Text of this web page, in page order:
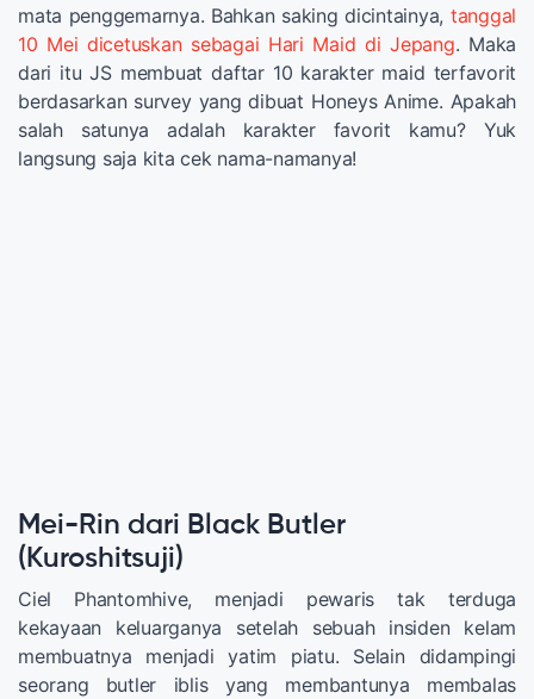
mata penggemarnya. Bahkan saking dicintainya, tanggal
10 Mei dicetuskan sebagai Hari Maid di Jepang. Maka
dari itu JS membuat daftar 10 karakter maid terfavorit
berdasarkan survey yang dibuat Honeys Anime. Apakah
salah satunya adalah karakter favorit kamu? Yuk
langsung saja kita cek nama-namanya!
Mei-Rin dari Black Butler
(Kuroshitsuji)
Ciel Phantomhive, menjadi pewaris tak terduga
kekayaan keluarganya setelah sebuah insiden kelam
membuatnya menjadi yatim piatu. Selain didampingi
seorang butler iblis yang membantunya membalas